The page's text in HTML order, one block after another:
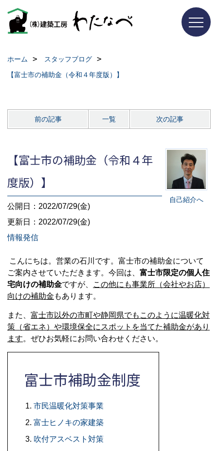
ホーム
スタッフブログ
【富士市の補助金（令和４年度版）】
前の記事 一覧 次の記事
自己紹介へ
【富士市の補助金（令和４年
度版）】
公開日：2022/07/29(金)
更新日：2022/07/29(金)
情報発信
こんにちは。営業の石川です。富士市の補助金について
ご案内させていただきます。今回は、 富士市限定の個人住
宅向けの補助金ですが、
この他にも事業所（会社やお店）
向けの補助金 もあります。
また、 富士市以外の市町や静岡県でもこのように温暖化対
策（省エネ）や環境保全にスポットを当てた補助金があり
ます。ぜひお気軽にお問い合わせください。
富士市補助金制度
市民温暖化対策事業
富士ヒノキの家建築
吹付アスベスト対策